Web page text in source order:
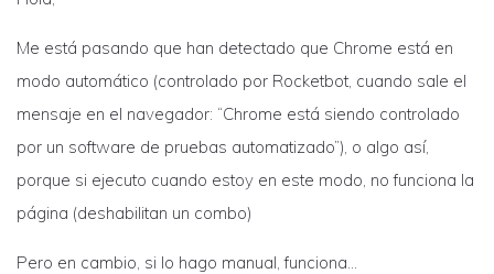
Me está pasando que han detectado que Chrome está en
modo automático (controlado por Rocketbot, cuando sale el
mensaje en el navegador: “Chrome está siendo controlado
por un software de pruebas automatizado”), o algo así,
porque si ejecuto cuando estoy en este modo, no funciona la
página (deshabilitan un combo)
Pero en cambio, si lo hago manual, funciona…